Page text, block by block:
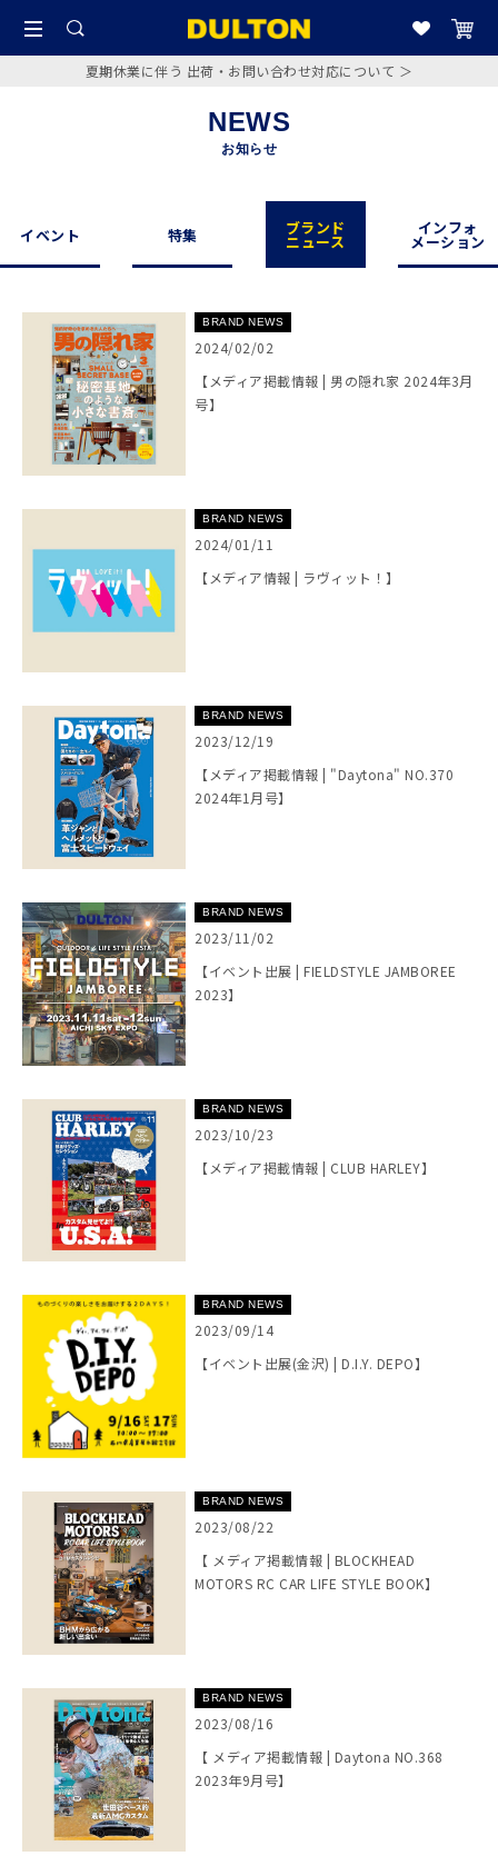
夏期休業に伴う 出荷・お問い合わせ対応について ＞
NEWS
お知らせ
イベント 特集 ブランド
ニュース
インフォ
メーション
BRAND NEWS
2024/02/02
【メディア掲載情報 | 男の隠れ家 2024年3月
号】
BRAND NEWS
2024/01/11
【メディア情報 | ラヴィット！】
BRAND NEWS
2023/12/19
【メディア掲載情報 | "Daytona" NO.370
2024年1月号】
BRAND NEWS
2023/11/02
【イベント出展 | FIELDSTYLE JAMBOREE
2023】
BRAND NEWS
2023/10/23
【メディア掲載情報 | CLUB HARLEY】
BRAND NEWS
2023/09/14
【イベント出展(金沢) | D.I.Y. DEPO】
BRAND NEWS
2023/08/22
【 メディア掲載情報 | BLOCKHEAD
MOTORS RC CAR LIFE STYLE BOOK】
BRAND NEWS
2023/08/16
【 メディア掲載情報 | Daytona NO.368
2023年9月号】